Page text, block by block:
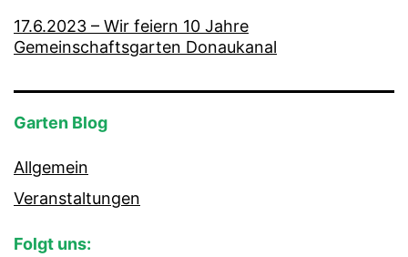
17.6.2023 – Wir feiern 10 Jahre
Gemeinschaftsgarten Donaukanal
Garten Blog
Allgemein
Veranstaltungen
Folgt uns: